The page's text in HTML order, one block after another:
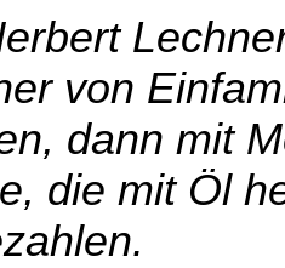
von
dann mit
die mit Öl